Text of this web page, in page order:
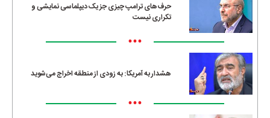
حرف‌های ترامپ چیزی جز یک دیپلماسی نمایشی و
تکراری نیست
•••
هشدار به آمریکا: به زودی از منطقه اخراج می‌شوید
•••